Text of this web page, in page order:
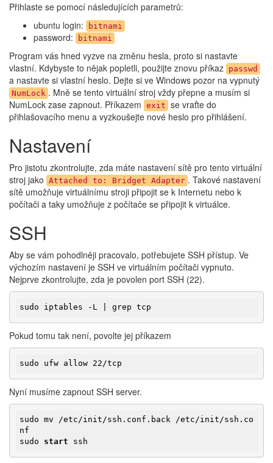
Přihlaste se pomocí následujících parametrů:
ubuntu login:
bitnami
password: bitnami
Program vás hned vyzve na změnu hesla, proto si nastavte
vlastní. Kdybyste to nějak popletli, použijte znovu příkaz passwd
a nastavte si vlastní heslo. Dejte si ve Windows pozor na vypnutý
NumLock . Mně se tento virtuální stroj vždy přepne a musím si
NumLock zase zapnout. Příkazem exit se vraťte do
přihlašovacího menu a vyzkoušejte nové heslo pro přihlášení.
Nastavení
Pro jistotu zkontrolujte, zda máte nastavení sítě pro tento virtuální
stroj jako Attached to: Bridget Adapter . Takové nastavení
sítě umožňuje virtuálnímu stroji připojit se k Internetu nebo k
počítači a taky umožňuje z počítače se připojit k virtuálce.
SSH
Aby se vám pohodlněji pracovalo, potřebujete SSH přístup. Ve
výchozím nastavení je SSH ve virtuálním počítači vypnuto.
Nejprve zkontrolujte, zda je povolen port SSH (22).
sudo iptables -L | grep tcp
Pokud tomu tak není, povolte jej příkazem
sudo ufw allow 22/tcp
Nyní musíme zapnout SSH server.
sudo mv /etc/init/ssh.conf.back /etc/init/ssh.co
nf
sudo start ssh